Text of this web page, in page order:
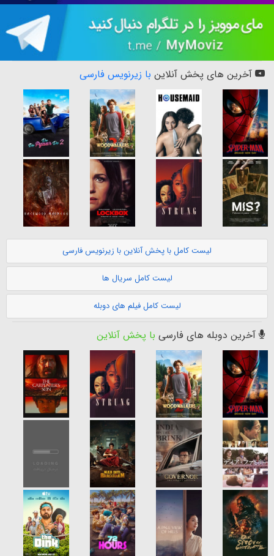
آخرین های پخش آنلاین با زیرنویس فارسی
لیست کامل با پخش آنلاین با زیرنویس فارسی
لیست کامل سریال ها
لیست کامل فیلم های دوبله
آخرین دوبله های فارسی با پخش آنلاین